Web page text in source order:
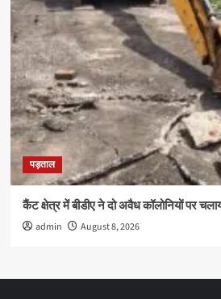
पड़ताल
कैंट क्षेत्र में बीडीए ने दो अवैध कॉलोनियों पर
admin August 8, 2026